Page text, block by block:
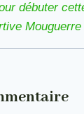
débuter
Mouguerre